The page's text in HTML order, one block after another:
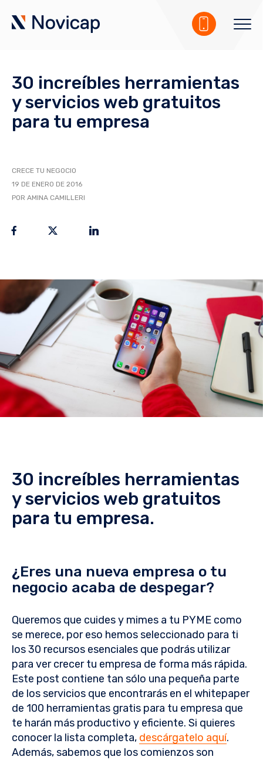
30 increíbles herramientas
y servicios web gratuitos
para tu empresa
CRECE TU NEGOCIO
19 DE ENERO DE 2016
POR AMINA CAMILLERI
30 increíbles herramientas
y servicios web gratuitos
para tu empresa.
¿Eres una nueva empresa o tu
negocio acaba de despegar?
Queremos que cuides y mimes a tu PYME como
se merece, por eso hemos seleccionado para ti
los 30 recursos esenciales que podrás utilizar
para ver crecer tu empresa de forma más rápida.
Este post contiene tan sólo una pequeña parte
de los servicios que encontrarás en el whitepaper
de 100 herramientas gratis para tu empresa que
te harán más productivo y eficiente. Si quieres
conocer la lista completa, descárgatelo aquí.
Además, sabemos que los comienzos son